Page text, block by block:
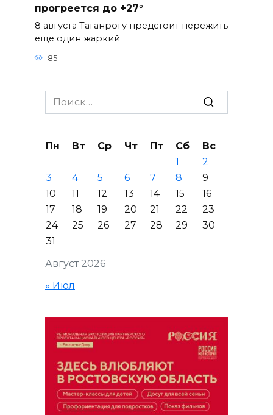
прогреется до +27°
8 августа Таганрогу предстоит пережить
еще один жаркий
85
Search
for:
Август 2026
Пн Вт Ср Чт Пт Сб
Вс
1
2
3
4 5 6 7 8
9
10
11 12 13 14 15
16
17
18 19 20 21 22
23
24
25 26 27 28 29
30
31
« Июл